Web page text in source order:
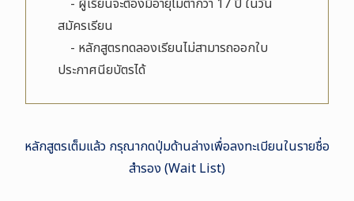
- ผู้เรียนจะต้องมีอายุไม่ต่ำกว่า 17 ปี ในวัน
สมัครเรียน
- หลักสูตรทดลองเรียนไม่สามารถออกใบ
ประกาศนียบัตรได้
หลักสูตรเต็มแล้ว กรุณากดปุ่มด้านล่างเพื่อลงทะเบียนในรายชื่อ
สำรอง (Wait List)